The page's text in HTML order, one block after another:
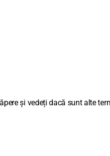
și vedeți dacă sunt alte